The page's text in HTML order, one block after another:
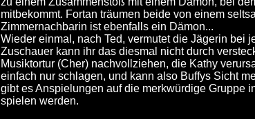
mitbekommt. Fortan träumen beide von einem
Zimmernachbarin ist ebenfalls ein Dämon...
Wieder einmal, nach Ted, vermutet die Jägerin bei
Zuschauer kann ihr das diesmal nicht durch
Musiktortur (Cher) nachvollziehen, die Kathy
einfach nur schlagen, und kann also Buffys Sicht
gibt es Anspielungen auf die merkwürdige Gruppe
spielen werden.